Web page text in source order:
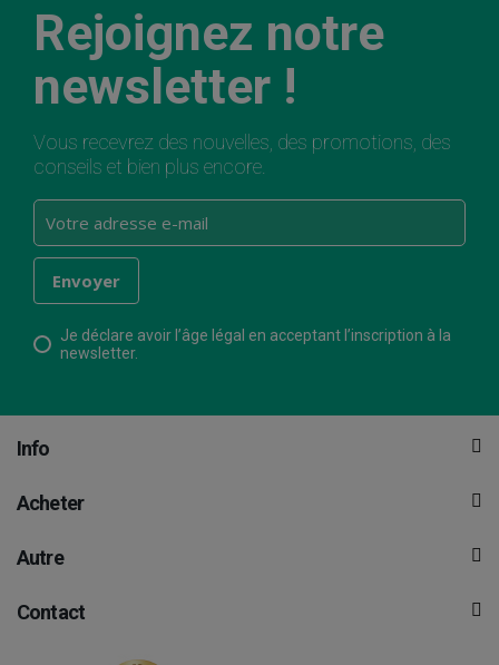
Rejoignez notre
newsletter !
Vous recevrez des nouvelles, des promotions, des
conseils et bien plus encore.
Je déclare avoir l’âge légal en acceptant l’inscription à la
newsletter.
Info
Acheter
Autre
Contact